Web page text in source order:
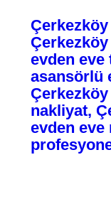
İçeriğe
evden eve
asansörlü
nakliyat,
evden eve